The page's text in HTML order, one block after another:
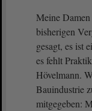
Meine
bisherigen
gesagt, es ist
es fehlt
Hövelmann.
Bauindustrie
mitgegeben: